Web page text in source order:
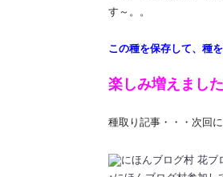
す～。。
この種を保存して、種
楽しみ増えまし
種取り記事・・・次回